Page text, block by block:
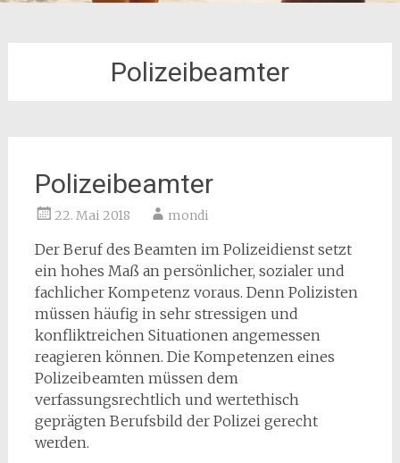
Polizeibeamter
Polizeibeamter
22. Mai 2018 mondi
Der Beruf des Beamten im Polizeidienst setzt
ein hohes Maß an persönlicher, sozialer und
fachlicher Kompetenz voraus. Denn Polizisten
müssen häufig in sehr stressigen und
konfliktreichen Situationen angemessen
reagieren können. Die Kompetenzen eines
Polizeibeamten müssen dem
verfassungsrechtlich und wertethisch
geprägten Berufsbild der Polizei gerecht
werden.